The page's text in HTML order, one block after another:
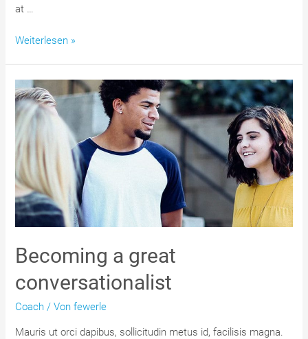
at …
Writing
when
lorem
quis
bibendum
Weiterlesen »
Becoming a great
conversationalist
Coach / Vonfewerle
Mauris ut orci dapibus, sollicitudin metus id, facilisis magna.